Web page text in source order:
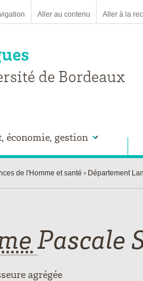
Aller au contenu Aller à la
économie, gestion
de l'Homme et santé Département
Pascale
agrégée